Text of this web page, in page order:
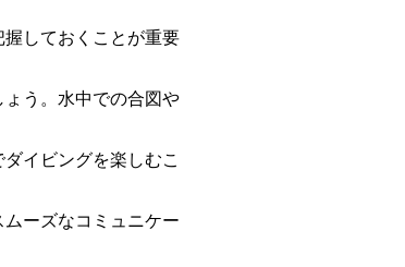
しておくことが重要
う。水中での合図や
イビングを楽しむこ
ーズなコミュニケー